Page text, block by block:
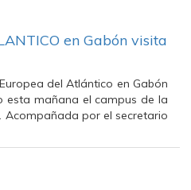
en Gabón visita
del Atlántico en Gabón
esta mañana el campus de la
Acompañada por el secretario